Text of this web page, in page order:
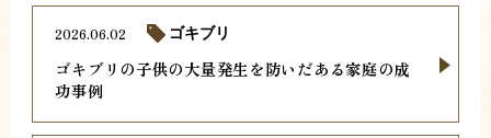
ゴキブリの子供の大量発生を防いだある家庭の成
功事例
2026.06.02 ゴキブリ